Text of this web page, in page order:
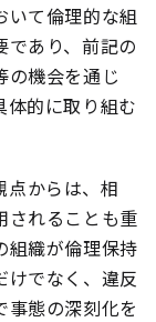
いて倫理的な組
あり、前記の
の機会を通じ
的に取り組む
点からは、相
されることも重
組織が倫理保持
けでなく、違反
態の深刻化を